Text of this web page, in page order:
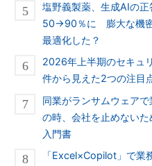
塩野義製薬、生成AIの正
50→90％に 膨大な機密
最適化した？
2026年上半期のセキュ
件から見えた2つの注目
同業がランサムウェア
の時、会社を止めない
入門書
「Excel×Copilot」で業